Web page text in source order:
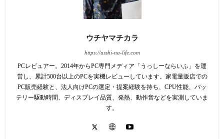
ウチヤマチカラ
https://usshi-na-life.com
PCレビュアー。2014年からPC専門メディア「うっしーならいふ」を運
営し、累計500台以上のPCを実機レビューしています。家電量販店での
PC販売経験と、法人向けPCの選定・提案経験を持ち、CPU性能、バッ
テリー駆動時間、ディスプレイ品質、発熱、動作音などを実測していま
す。